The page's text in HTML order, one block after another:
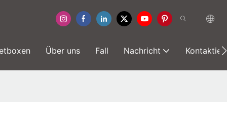
Über uns Fall Nachricht